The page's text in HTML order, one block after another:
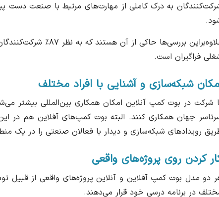
به درک کاملی از مهارت‌های مرتبط با صنعت دست
علاوه‌براین بررسی‌ها
فراگیران است.
شبکه‌سازی و آشنایی با افراد مختلف
شرکت در بوت کمپ آنلاین امکان همکاری بین‌المللی بیشتر
جهان همکاری کنند. البته بوت کمپ‌های آفلاین هم در
رویدادهای شبکه‌سازی و دیدار با فعالان صنعتی را در یک
کردن روی پروژه‌های واقعی
دو مدل بوت کمپ آفلاین و آنلاین پروژه‌های واقعی از قبیل
در برنامه درسی خود قرار می‌دهند.